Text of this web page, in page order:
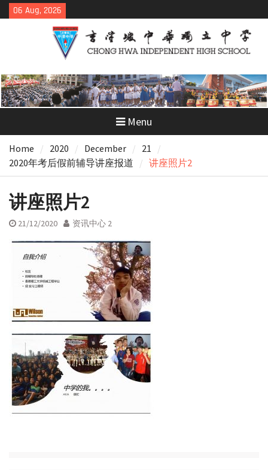
Skip
to
06 Aug, 2026
Menu
Home 2020 December
21
2020年考后假前辅导讲座报道
讲座照片2
讲座照片2
21/12/2020 资讯中心 2